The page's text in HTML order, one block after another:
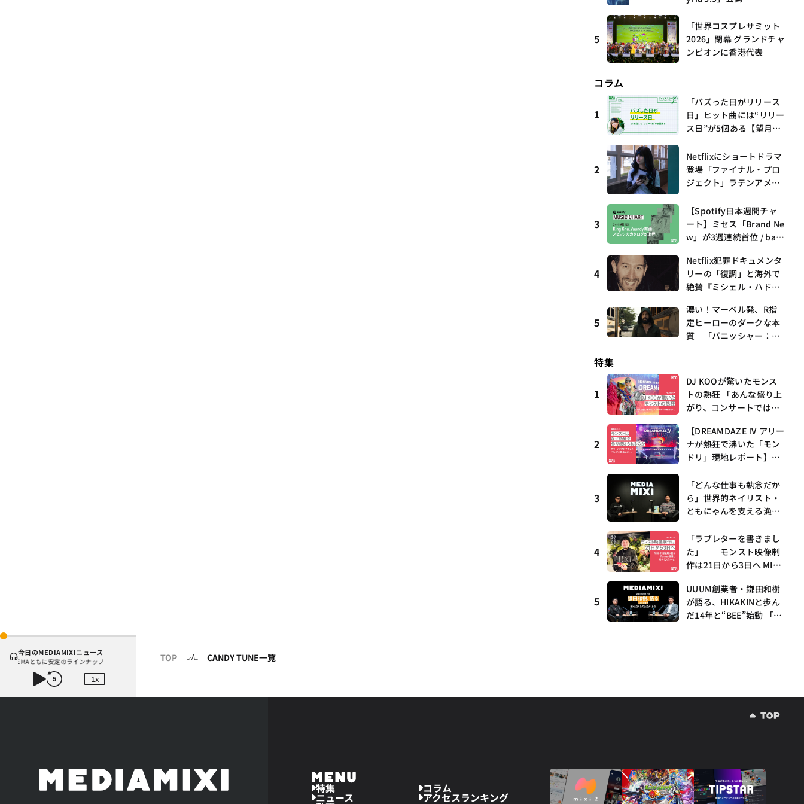
今日のMEDIAMIXIニュース
ともに安定のラインナップ 堺雅人『VIVANT』が2週連続の首位！TVer、ABEMAともに安定のラインナップ
1x
5
「世界コスプレサミット
2026」閉幕 グランドチャ
ンピオンに香港代表
コラム
1
「バズった日がリリース
日」ヒット曲には“リリー
ス日”が5個ある【望月優
3】
2
Netflixにショートドラマ
登場「ファイナル・プロ
ジェクト」ラテンアメリ
第17回 観たいものが多
すぎる～稲垣貴俊の配信
時評
3
【Spotify日本週間チャ
ート】ミセス「Brand Ne
w」が3週連続首位 / bac
曲、King Gnu新曲「GO
GHOST」が初登場〜集計
期間：2026年7/24〜7/30
4
Netflix犯罪ドキュメンタ
リーの「復調」と海外で
絶賛『ミシェル・ハドリ
第16回 観たいものが多
すぎる～稲垣貴俊の配信
時評
5
濃い！マーベル発、R指
定ヒーローのダークな本
質 「パニッシャー：ワ
多すぎる～稲垣貴俊の配
信時評
特集
1
DJ KOOが驚いたモンス
トの熱狂 「あんな盛り上
がり、コンサートでは絶
2
【DREAMDAZE Ⅳ アリー
ナが熱狂で沸いた「モン
ドリ」現地レポート】モ
続けられるのか？コラボ
初の“真獣神化”やDJ KO
O、てつや、兎田ぺこ
も集結
3
「どんな仕事も執念だか
ら」世界的ネイリスト・
ともにゃんを支える漁師
I with interfm #5
4
「ラブレターを書きまし
た」──モンスト映像制
作は21日から3日へ MIX
ay提携とAI時代の“つく
る”
5
UUUM創業者・鎌田和樹
が語る、HIKAKINと歩ん
だ14年と“BEE”始動 「O
TOP CANDY TUNE一覧
特集 コラム
ニュース アクセスランキング